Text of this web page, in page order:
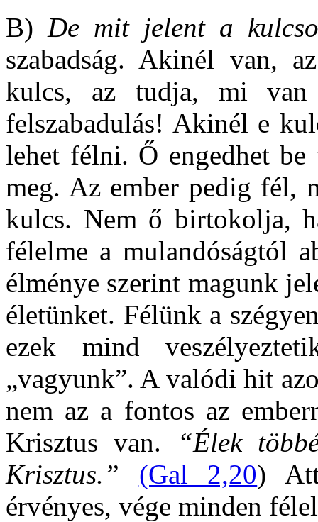
B) De mit jelent a
szabadság. Akinél van,
kulcs, az tudja, mi van
felszabadulás! Akinél e
lehet félni. Ő engedhet
meg. Az ember pedig fél,
kulcs. Nem ő birtokolja,
félelme a mulandóságtól
élménye szerint magunk
életünket. Félünk a
ezek mind
„vagyunk”. A valódi hit
nem az a fontos az
Krisztus van.
“Élek
Krisztus.”
(Gal 2,20)
érvényes, vége minden